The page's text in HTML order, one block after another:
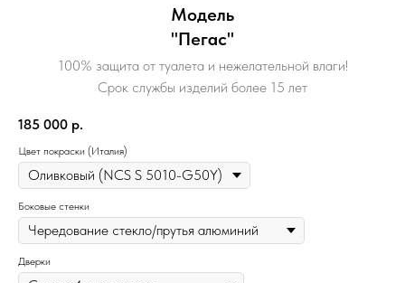
Модель
"Пегас"
100% защита от туалета и нежелательной влаги!
Срок службы изделий более 15 лет
185 000 р.
Цвет покраски (Италия)
Боковые стенки
Дверки